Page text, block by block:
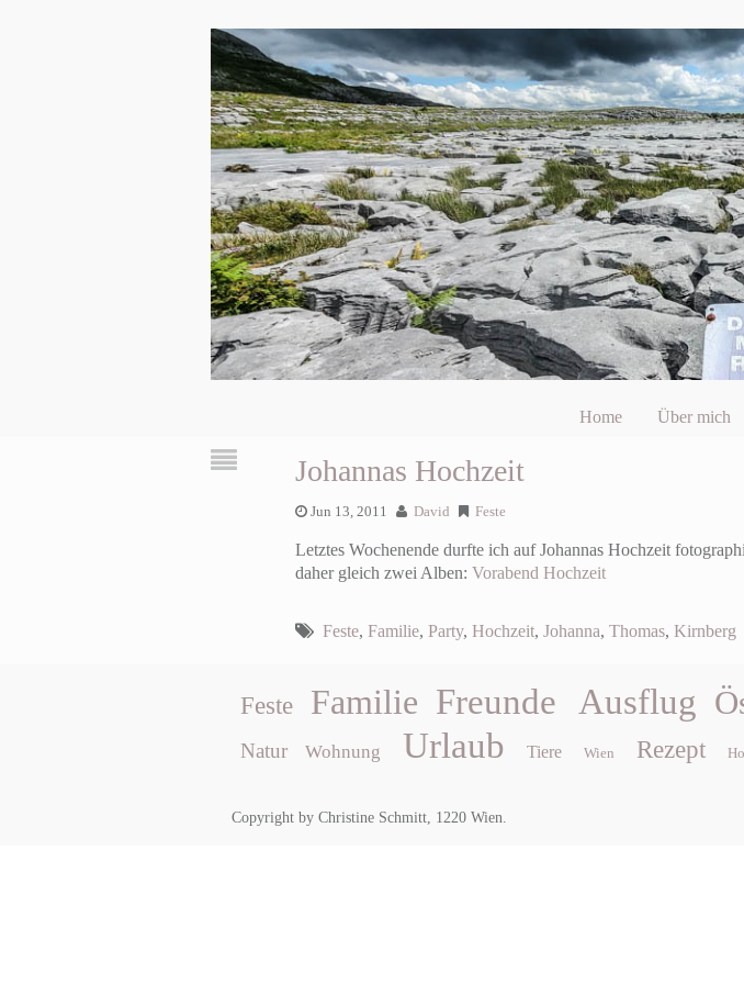
Home Über mich
Johannas Hochzeit
Jun 13, 2011 David Feste
Letztes Wochenende durfte ich auf Johannas Hochzeit
daher gleich zwei Alben: Vorabend Hochzeit
Feste, Familie, Party, Hochzeit, Johanna, Thomas, Kirnberg
Feste Familie Freunde Ausflug
Natur Wohnung Urlaub Tiere Wien Rezept
Copyright by Christine Schmitt, 1220 Wien.